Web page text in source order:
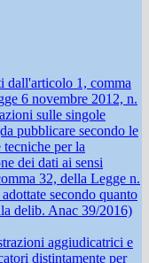
dall'articolo 1, comma
6 novembre 2012, n.
sulle singole
pubblicare secondo le
per la
dei dati ai sensi
32, della Legge n.
secondo quanto
delib. Anac 39/2016)
aggiudicatrici e
distintamente per